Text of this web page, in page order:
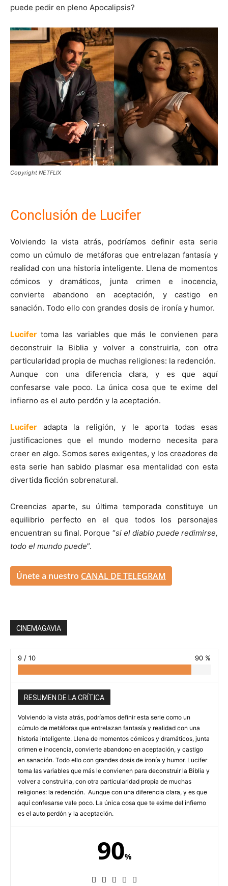
puede pedir en pleno Apocalipsis?
Copyright NETFLIX
Conclusión de Lucifer
Volviendo la vista atrás, podríamos definir esta serie
como un cúmulo de metáforas que entrelazan fantasía y
realidad con una historia inteligente. Llena de momentos
cómicos y dramáticos, junta crimen e inocencia,
convierte abandono en aceptación, y castigo en
sanación. Todo ello con grandes dosis de ironía y humor.
Lucifer toma las variables que más le convienen para
deconstruir la Biblia y volver a construirla, con otra
particularidad propia de muchas religiones: la redención.
Aunque con una diferencia clara, y es que aquí
confesarse vale poco. La única cosa que te exime del
infierno es el auto perdón y la aceptación.
Lucifer adapta la religión, y le aporta todas esas
justificaciones que el mundo moderno necesita para
creer en algo. Somos seres exigentes, y los creadores de
esta serie han sabido plasmar esa mentalidad con esta
divertida ficción sobrenatural.
Creencias aparte, su última temporada constituye un
equilibrio perfecto en el que todos los personajes
encuentran su final. Porque “si el diablo puede redimirse,
todo el mundo puede”.
Únete a nuestro CANAL DE TELEGRAM
CINEMAGAVIA
9 / 10 90 %
RESUMEN DE LA CRÍTICA
Volviendo la vista atrás, podríamos definir esta serie como un
cúmulo de metáforas que entrelazan fantasía y realidad con una
historia inteligente. Llena de momentos cómicos y dramáticos, junta
crimen e inocencia, convierte abandono en aceptación, y castigo
en sanación. Todo ello con grandes dosis de ironía y humor. Lucifer
toma las variables que más le convienen para deconstruir la Biblia y
volver a construirla, con otra particularidad propia de muchas
religiones: la redención. Aunque con una diferencia clara, y es que
aquí confesarse vale poco. La única cosa que te exime del infierno
es el auto perdón y la aceptación.
90%